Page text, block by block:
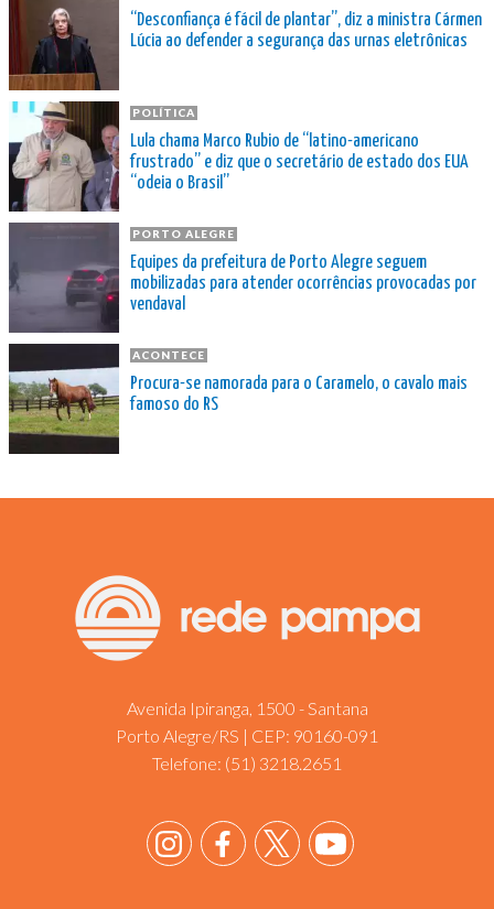
“Desconfiança é fácil de plantar”, diz a ministra Cármen
Lúcia ao defender a segurança das urnas eletrônicas
POLÍTICA
Lula chama Marco Rubio de “latino-americano
frustrado” e diz que o secretário de estado dos EUA
“odeia o Brasil”
PORTO ALEGRE
Equipes da prefeitura de Porto Alegre seguem
mobilizadas para atender ocorrências provocadas por
vendaval
ACONTECE
Procura-se namorada para o Caramelo, o cavalo mais
famoso do RS
Avenida Ipiranga, 1500 - Santana
Porto Alegre/RS | CEP: 90160-091
Telefone: (51) 3218.2651